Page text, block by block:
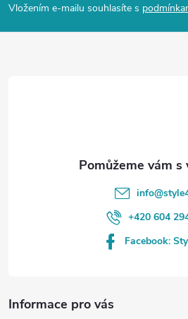
p
a
Vložením e-mailu souhlasíte s
Informace pro vás
info@
+420 604
Facebook: